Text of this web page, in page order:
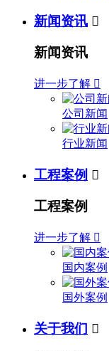
新闻资讯 
新闻资讯
进一步了解 
公司新闻
行业新闻
工程案例 
工程案例
进一步了解 
国内案例
国外案例
关于我们 